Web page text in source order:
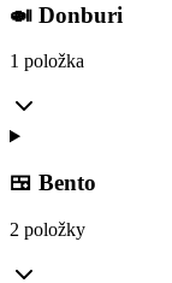
🍛 Donburi
1 položka
🍱 Bento
2 položky